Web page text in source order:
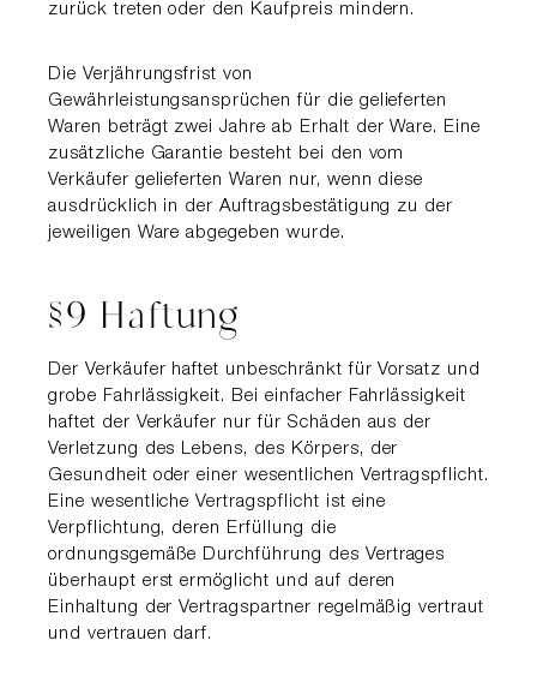
zurück treten oder den Kaufpreis mindern.
Die Verjährungsfrist von
Gewährleistungsansprüchen für die gelieferten
Waren beträgt zwei Jahre ab Erhalt der Ware. Eine
zusätzliche Garantie besteht bei den vom
Verkäufer gelieferten Waren nur, wenn diese
ausdrücklich in der Auftragsbestätigung zu der
jeweiligen Ware abgegeben wurde.
§9 Haftung
Der Verkäufer haftet unbeschränkt für Vorsatz und
grobe Fahrlässigkeit. Bei einfacher Fahrlässigkeit
haftet der Verkäufer nur für Schäden aus der
Verletzung des Lebens, des Körpers, der
Gesundheit oder einer wesentlichen Vertragspflicht.
Eine wesentliche Vertragspflicht ist eine
Verpflichtung, deren Erfüllung die
ordnungsgemäße Durchführung des Vertrages
überhaupt erst ermöglicht und auf deren
Einhaltung der Vertragspartner regelmäßig vertraut
und vertrauen darf.